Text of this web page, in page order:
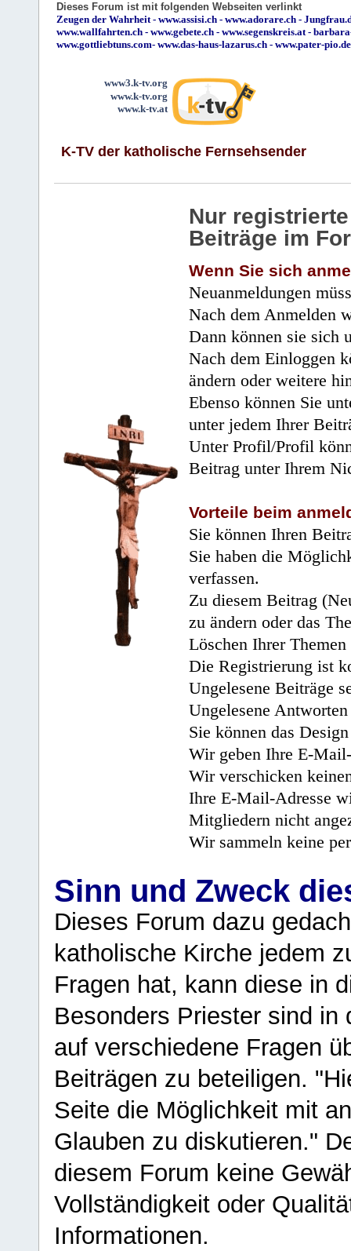
Dieses Forum ist mit folgenden Webseiten verlinkt
Zeugen der Wahrheit- www.assisi.ch - www.adorare.ch -
www.wallfahrten.ch - www.gebete.ch - www.segenskreis.at-
www.gottliebtuns.com- www.das-haus-lazarus.ch - www.pater-pio.de
www3.k-tv.org
www.k-tv.org
www.k-tv.at
K-TV der katholische Fernsehsender
Nur
Beiträge im
Wenn Sie sich
Neuanmeldungen
Nach dem Anmelden
Dann können sie sich
Nach dem Einloggen
ändern oder weitere
Ebenso können Sie
unter jedem Ihrer
Unter Profil/Profil
Beitrag unter Ihrem
Vorteile beim
Sie können Ihren
Sie haben die
verfassen.
Zu diesem Beitrag
zu ändern oder das
Löschen Ihrer
Die Registrierung ist
Ungelesene Beiträge
Ungelesene
Sie können das
Wir geben Ihre E-
Wir verschicken
Ihre E-Mail-Adresse
Mitgliedern nicht
Wir sammeln keine
Sinn und Zweck
Dieses Forum dazu
katholische Kirche jedem
Fragen hat, kann diese in
Besonders Priester sind in
auf verschiedene Fragen
Beiträgen zu beteiligen.
Seite die Möglichkeit mit
Glauben zu diskutieren."
diesem Forum keine
Vollständigkeit oder
Informationen.